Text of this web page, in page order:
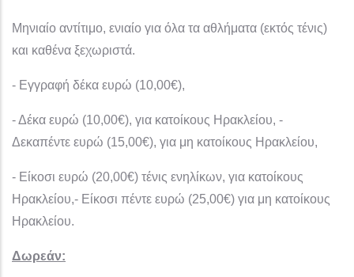
Μηνιαίο αντίτιμο, ενιαίο για όλα τα αθλήματα (εκτός τένις)
και καθένα ξεχωριστά.
- Εγγραφή δέκα ευρώ (10,00€),
- Δέκα ευρώ (10,00€), για κατοίκους Ηρακλείου, -
Δεκαπέντε ευρώ (15,00€), για μη κατοίκους Ηρακλείου,
- Είκοσι ευρώ (20,00€) τένις ενηλίκων, για κατοίκους
Ηρακλείου,- Είκοσι πέντε ευρώ (25,00€) για μη κατοίκους
Ηρακλείου.
Δωρεάν: